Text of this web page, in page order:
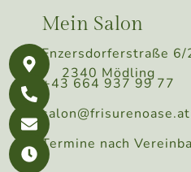
Mein Salon
Enzersdorferstraße
2340 Mödling
+43 664 937 99 77
salon@frisurenoase.at
Termine nach